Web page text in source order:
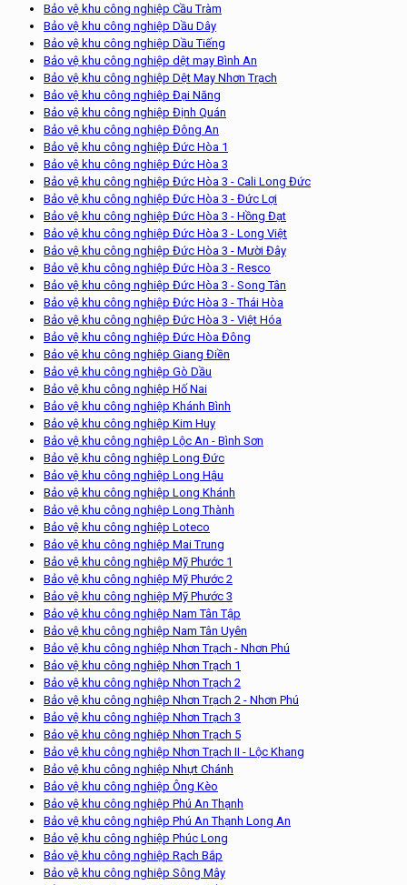
Bảo vệ khu công nghiệp Cầu Tràm
Bảo vệ khu công nghiệp Dầu Dây
Bảo vệ khu công nghiệp Dầu Tiếng
Bảo vệ khu công nghiệp dệt may Bình An
Bảo vệ khu công nghiệp Dệt May Nhơn Trạch
Bảo vệ khu công nghiệp Đại Năng
Bảo vệ khu công nghiệp Định Quán
Bảo vệ khu công nghiệp Đông An
Bảo vệ khu công nghiệp Đức Hòa 1
Bảo vệ khu công nghiệp Đức Hòa 3
Bảo vệ khu công nghiệp Đức Hòa 3 - Cali Long Đức
Bảo vệ khu công nghiệp Đức Hòa 3 - Đức Lợi
Bảo vệ khu công nghiệp Đức Hòa 3 - Hồng Đạt
Bảo vệ khu công nghiệp Đức Hòa 3 - Long Việt
Bảo vệ khu công nghiệp Đức Hòa 3 - Mười Đây
Bảo vệ khu công nghiệp Đức Hòa 3 - Resco
Bảo vệ khu công nghiệp Đức Hòa 3 - Song Tân
Bảo vệ khu công nghiệp Đức Hòa 3 - Thái Hòa
Bảo vệ khu công nghiệp Đức Hòa 3 - Việt Hóa
Bảo vệ khu công nghiệp Đức Hòa Đông
Bảo vệ khu công nghiệp Giang Điền
Bảo vệ khu công nghiệp Gò Dầu
Bảo vệ khu công nghiệp Hố Nai
Bảo vệ khu công nghiệp Khánh Bình
Bảo vệ khu công nghiệp Kim Huy
Bảo vệ khu công nghiệp Lộc An - Bình Sơn
Bảo vệ khu công nghiệp Long Đức
Bảo vệ khu công nghiệp Long Hậu
Bảo vệ khu công nghiệp Long Khánh
Bảo vệ khu công nghiệp Long Thành
Bảo vệ khu công nghiệp Loteco
Bảo vệ khu công nghiệp Mai Trung
Bảo vệ khu công nghiệp Mỹ Phước 1
Bảo vệ khu công nghiệp Mỹ Phước 2
Bảo vệ khu công nghiệp Mỹ Phước 3
Bảo vệ khu công nghiệp Nam Tân Tập
Bảo vệ khu công nghiệp Nam Tân Uyên
Bảo vệ khu công nghiệp Nhơn Trạch - Nhơn Phú
Bảo vệ khu công nghiệp Nhơn Trạch 1
Bảo vệ khu công nghiệp Nhơn Trạch 2
Bảo vệ khu công nghiệp Nhơn Trạch 2 - Nhơn Phú
Bảo vệ khu công nghiệp Nhơn Trạch 3
Bảo vệ khu công nghiệp Nhơn Trạch 5
Bảo vệ khu công nghiệp Nhơn Trạch II - Lộc Khang
Bảo vệ khu công nghiệp Nhựt Chánh
Bảo vệ khu công nghiệp Ông Kèo
Bảo vệ khu công nghiệp Phú An Thạnh
Bảo vệ khu công nghiệp Phú An Thạnh Long An
Bảo vệ khu công nghiệp Phúc Long
Bảo vệ khu công nghiệp Rạch Bắp
Bảo vệ khu công nghiệp Sông Mây